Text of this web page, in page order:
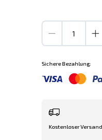
Sichere Bezahlung:
Kostenloser Versand